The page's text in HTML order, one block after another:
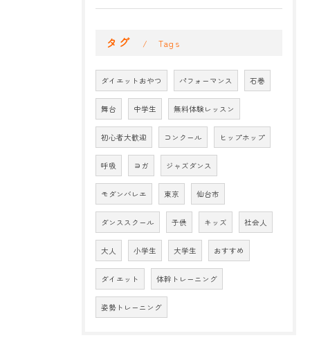
タグ Tags
ダイエットおやつ パフォーマンス 石巻
舞台 中学生 無料体験レッスン
初心者大歓迎 コンクール ヒップホップ
呼吸 ヨガ ジャズダンス
モダンバレエ 東京 仙台市
ダンススクール 子供 キッズ 社会人
大人 小学生 大学生 おすすめ
ダイエット 体幹トレーニング
姿勢トレーニング